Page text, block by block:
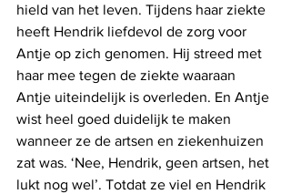
hield van het leven. Tijdens haar ziekte
heeft Hendrik liefdevol de zorg voor
Antje op zich genomen. Hij streed met
haar mee tegen de ziekte waaraan
Antje uiteindelijk is overleden. En Antje
wist heel goed duidelijk te maken
wanneer ze de artsen en ziekenhuizen
zat was. ‘Nee, Hendrik, geen artsen, het
lukt nog wel’. Totdat ze viel en Hendrik